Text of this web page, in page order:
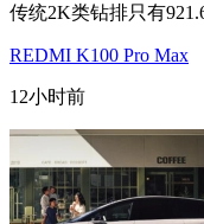
传统2K类钻排只有
REDMI K100 Pro Max
12小时前